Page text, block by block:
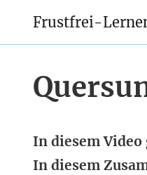
Frustfrei-
In diesem Video
In diesem